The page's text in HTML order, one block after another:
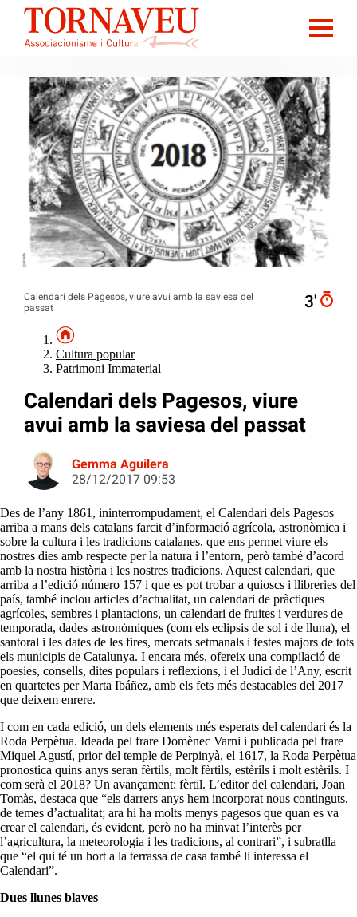
Calendari dels Pagesos, viure avui amb la saviesa del
passat
3′
Cultura popular
Patrimoni Immaterial
Calendari dels Pagesos, viure
avui amb la saviesa del passat
Gemma Aguilera
28/12/2017 09:53
Des de l’any 1861, ininterrompudament, el Calendari dels Pagesos
arriba a mans dels catalans farcit d’informació agrícola, astronòmica i
sobre la cultura i les tradicions catalanes, que ens permet viure els
nostres dies amb respecte per la natura i l’entorn, però també d’acord
amb la nostra història i les nostres tradicions. Aquest calendari, que
arriba a l’edició número 157 i que es pot trobar a quioscs i llibreries del
país, també inclou articles d’actualitat, un calendari de pràctiques
agrícoles, sembres i plantacions, un calendari de fruites i verdures de
temporada, dades astronòmiques (com els eclipsis de sol i de lluna), el
santoral i les dates de les fires, mercats setmanals i festes majors de tots
els municipis de Catalunya. I encara més, ofereix una compilació de
poesies, consells, dites populars i reflexions, i el Judici de l’Any, escrit
en quartetes per Marta Ibáñez, amb els fets més destacables del 2017
que deixem enrere.
I com en cada edició, un dels elements més esperats del calendari és la
Roda Perpètua. Ideada pel frare Domènec Varni i publicada pel frare
Miquel Agustí, prior del temple de Perpinyà, el 1617, la Roda Perpètua
pronostica quins anys seran fèrtils, molt fèrtils, estèrils i molt estèrils. I
com serà el 2018? Un avançament: fèrtil. L’editor del calendari, Joan
Tomàs, destaca que “els darrers anys hem incorporat nous continguts,
de temes d’actualitat; ara hi ha molts menys pagesos que quan es va
crear el calendari, és evident, però no ha minvat l’interès per
l’agricultura, la meteorologia i les tradicions, al contrari”, i subratlla
que “el qui té un hort a la terrassa de casa també li interessa el
Calendari”.
Dues llunes blaves